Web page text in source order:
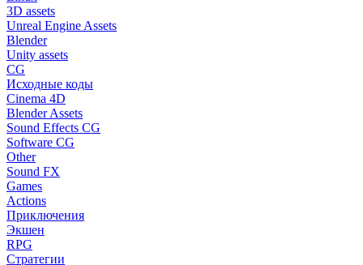
3D assets
Unreal Engine Assets
Blender
Unity assets
CG
Исходные коды
Cinema 4D
Blender Assets
Sound Effects CG
Software CG
Other
Sound FX
Games
Actions
Приключения
Экшен
RPG
Стратегии